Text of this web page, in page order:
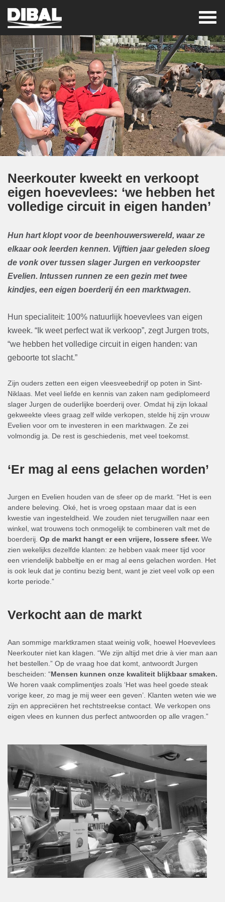
neerkouter kweekt en verkoopt
eigen hoevevlees: ‘we hebben het
volledige circuit in eigen handen’
Hun hart klopt voor de beenhouwerswereld, waar ze
elkaar ook leerden kennen. Vijftien jaar geleden sloeg
de vonk over tussen slager Jurgen en verkoopster
Evelien. Intussen runnen ze een gezin met twee
kindjes, een eigen boerderij én een marktwagen.
Hun specialiteit: 100% natuurlijk hoevevlees van eigen
kweek. “Ik weet perfect wat ik verkoop”, zegt Jurgen trots,
“we hebben het volledige circuit in eigen handen: van
geboorte tot slacht.”
Zijn ouders zetten een eigen vleesveebedrijf op poten in Sint-
Niklaas. Met veel liefde en kennis van zaken nam gediplomeerd
slager Jurgen de ouderlijke boerderij over. Omdat hij zijn lokaal
gekweekte vlees graag zelf wilde verkopen, stelde hij zijn vrouw
Evelien voor om te investeren in een marktwagen. Ze zei
volmondig ja. De rest is geschiedenis, met veel toekomst.
‘Er mag al eens gelachen worden’
Jurgen en Evelien houden van de sfeer op de markt. “Het is een
andere beleving. Oké, het is vroeg opstaan maar dat is een
kwestie van ingesteldheid. We zouden niet terugwillen naar een
winkel, wat trouwens toch onmogelijk te combineren valt met de
boerderij. Op de markt hangt er een vrijere, lossere sfeer. We
zien wekelijks dezelfde klanten: ze hebben vaak meer tijd voor
een vriendelijk babbeltje en er mag al eens gelachen worden. Het
is ook leuk dat je continu bezig bent, want je ziet veel volk op een
korte periode.”
Verkocht aan de markt
Aan sommige marktkramen staat weinig volk, hoewel Hoevevlees
Neerkouter niet kan klagen. “We zijn altijd met drie à vier man aan
het bestellen.” Op de vraag hoe dat komt, antwoordt Jurgen
bescheiden: “Mensen kunnen onze kwaliteit blijkbaar smaken.
We horen vaak complimentjes zoals ‘Het was heel goede steak
vorige keer, zo mag je mij weer een geven’. Klanten weten wie we
zijn en appreciëren het rechtstreekse contact. We verkopen ons
eigen vlees en kunnen dus perfect antwoorden op alle vragen.”